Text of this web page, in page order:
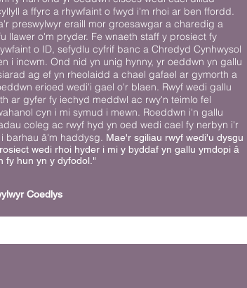
a ffyrc a rhywfaint o fwyd i'm rhoi ar ben ffordd.
preswylwyr eraill mor groesawgar a charedig a
llawer o'm pryder. Fe wnaeth staff y prosiect fy
o ID, sefydlu cyfrif banc a Chredyd Cynhwysol
i incwm. Ond nid yn unig hynny, yr oeddwn yn gallu
ag ef yn rheolaidd a chael gafael ar gymorth a
erioed wedi'i gael o'r blaen. Rwyf wedi gallu
ar gyfer fy iechyd meddwl ac rwy'n teimlo fel
cyn i mi symud i mewn. Roeddwn i'n gallu
coleg ac rwyf hyd yn oed wedi cael fy nerbyn i'r
barhau â'm haddysg. Mae'r sgiliau rwyf wedi'u dysgu
wedi rhoi hyder i mi y byddaf yn gallu ymdopi â
fy hun yn y dyfodol."
Coedlys